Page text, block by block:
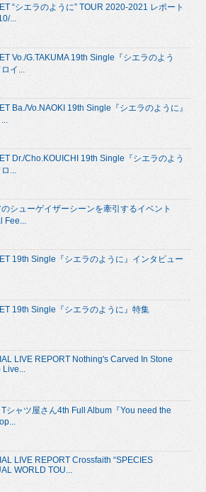
“シエラのように” TOUR 2020-2021 レポート
...
Vo./G.TAKUMA 19th Single『シエラのよう
イ...
Ba./Vo.NAOKI 19th Single『シエラのように』
Dr./Cho.KOUICHI 19th Single『シエラのよう
...
シューゲイザーシーンを牽引するイベント
Fee...
19th Single『シエラのように』インタビュー
19th Single『シエラのように』特集
LIVE REPORT Nothing's Carved In Stone
Live...
Tシャツ屋さん4th Full Album『You need the
LIVE REPORT Crossfaith “SPECIES
WORLD TOU...